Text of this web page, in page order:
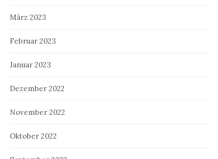
März 2023
Februar 2023
Januar 2023
Dezember 2022
November 2022
Oktober 2022